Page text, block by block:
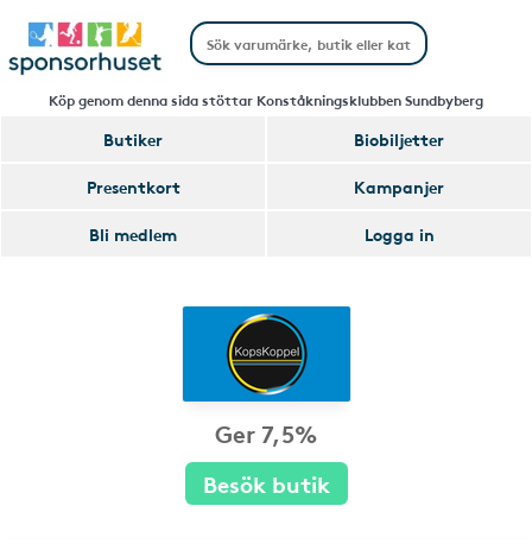
Köp genom denna sida stöttar Konståkningsklubben Sundbyberg
Butiker
Biobiljetter
Presentkort
Kampanjer
Bli medlem
Logga in
Ger 7,5%
Besök butik